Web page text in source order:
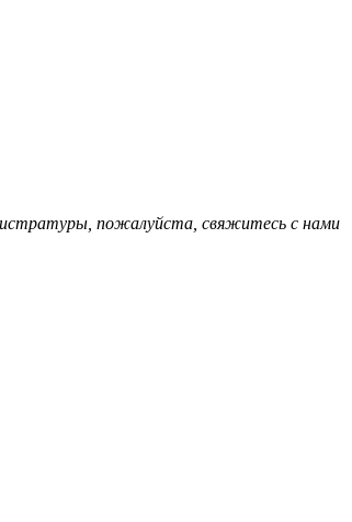
пожалуйста, свяжитесь с нами